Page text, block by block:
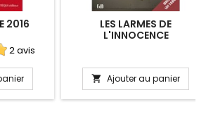
2016
2 avis
LES LARMES DE
L'INNOCENCE
 Ajouter au panier